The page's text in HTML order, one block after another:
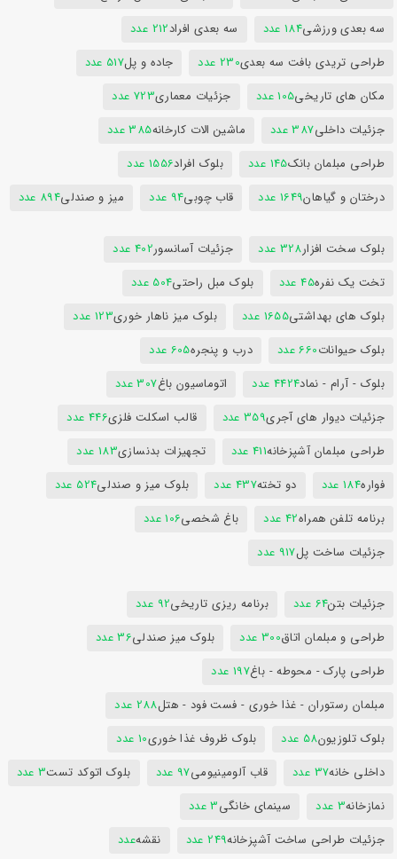
سه بعدی ورزشی184 عدد سه بعدی افراد212 عدد
طراحی تریدی بافت سه بعدی230 عدد جاده و پل517 عدد
مکان های تاریخی105 عدد جزئیات معماری723 عدد
جزئیات داخلی387 عدد ماشین الات کارخانه385 عدد
طراحی مبلمان بانک145 عدد بلوک افراد1556 عدد
درختان و گیاهان1649 عدد قاب چوبی94 عدد میز و صندلی894 عدد
بلوک سخت افزار328 عدد جزئیات آسانسور402 عدد
تخت یک نفره45 عدد بلوک مبل راحتی504 عدد
بلوک های بهداشتی1655 عدد بلوک میز ناهار خوری123 عدد
بلوک حیوانات660 عدد درب و پنجره605 عدد
بلوک - آرام - نماد4424 عدد اتوماسیون باغ307 عدد
جزئیات دیوار های آجری359 عدد قالب اسکلت فلزی446 عدد
طراحی مبلمان آشپزخانه411 عدد تجهیزات بدنسازی183 عدد
فواره184 عدد دو تخته437 عدد بلوک میز و صندلی524 عدد
برنامه تلفن همراه42 عدد باغ شخصی106 عدد
جزئیات ساخت پل917 عدد
جزئیات بتن64 عدد برنامه ریزی تاریخی92 عدد
طراحی و مبلمان اتاق300 عدد بلوک میز صندلی36 عدد
طراحی پارک - محوطه - باغ197 عدد
مبلمان رستوران - غذا خوری - فست فود - هتل288 عدد
بلوک تلوزیون58 عدد بلوک ظروف غذا خوری10 عدد
داخلی خانه37 عدد قاب آلومینیومی97 عدد بلوک اتوکد تست3 عدد
نمازخانه3 عدد سینمای خانگی3 عدد
جزئیات طراحی ساخت آشپزخانه249 عدد نقشهعدد